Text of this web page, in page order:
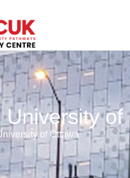
University of
of Ottawa